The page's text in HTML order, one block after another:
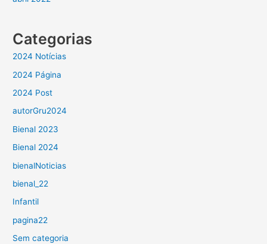
Categorias
2024 Notícias
2024 Página
2024 Post
autorGru2024
Bienal 2023
Bienal 2024
bienalNoticias
bienal_22
Infantil
pagina22
Sem categoria